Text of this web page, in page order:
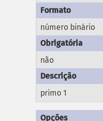
número binário
não
primo 1